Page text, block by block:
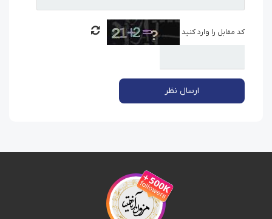
کد مقابل را وارد کنید
ارسال نظر